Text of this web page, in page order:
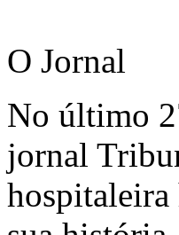
O Jornal
No último
jornal
hospitaleira